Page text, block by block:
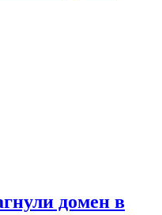
домен в